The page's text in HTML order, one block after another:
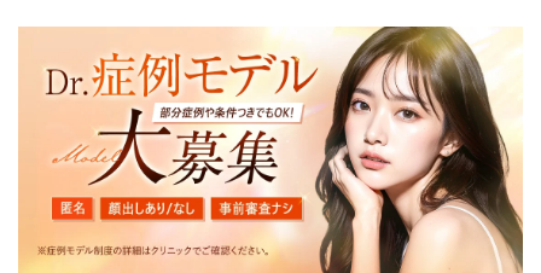
・患者様の閲覧履歴、端末等の情報
【利用目的】
TCBグループは取得情報を以下の目的で利用いたしま
す。
・クリニックの来院予約、医療サービスの提供、医療関
連商品の販売、アフターケア対応、これらに付随する諸
対応等のサービス提供のため